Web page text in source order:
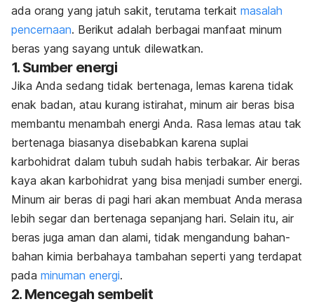
ada orang yang jatuh sakit, terutama terkait masalah
pencernaan. Berikut adalah berbagai manfaat minum
beras yang sayang untuk dilewatkan.
1. Sumber energi
Jika Anda sedang tidak bertenaga, lemas karena tidak
enak badan, atau kurang istirahat, minum air beras bisa
membantu menambah energi Anda. Rasa lemas atau tak
bertenaga biasanya disebabkan karena suplai
karbohidrat dalam tubuh sudah habis terbakar. Air beras
kaya akan karbohidrat yang bisa menjadi sumber energi.
Minum air beras di pagi hari akan membuat Anda merasa
lebih segar dan bertenaga sepanjang hari. Selain itu, air
beras juga aman dan alami, tidak mengandung bahan-
bahan kimia berbahaya tambahan seperti yang terdapat
pada minuman energi.
2. Mencegah sembelit